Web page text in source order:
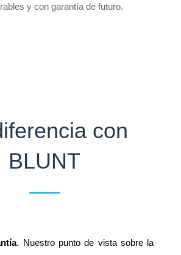
y con garantía de futuro.
con
BLUNT
. Nuestro punto de vista sobre la